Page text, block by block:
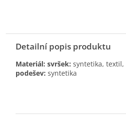
Detailní popis produktu
Materiál: svršek: syntetika, textil,
podešev: syntetika